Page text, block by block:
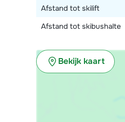
Afstand tot skilift
Afstand tot skibushalte
Bekijk kaart